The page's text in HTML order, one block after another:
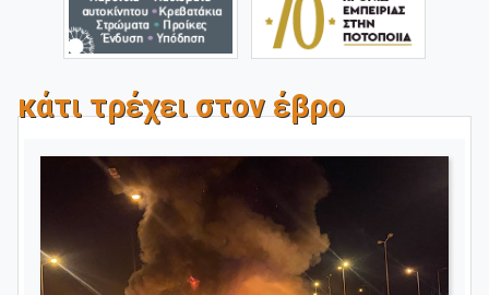
κάτι τρέχει στον έβρο